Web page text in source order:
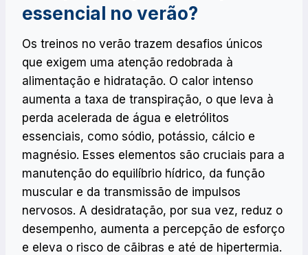
essencial no verão?
Os treinos no verão trazem desafios únicos
que exigem uma atenção redobrada à
alimentação e hidratação. O calor intenso
aumenta a taxa de transpiração, o que leva à
perda acelerada de água e eletrólitos
essenciais, como sódio, potássio, cálcio e
magnésio. Esses elementos são cruciais para a
manutenção do equilíbrio hídrico, da função
muscular e da transmissão de impulsos
nervosos. A desidratação, por sua vez, reduz o
desempenho, aumenta a percepção de esforço
e eleva o risco de cãibras e até de hipertermia.